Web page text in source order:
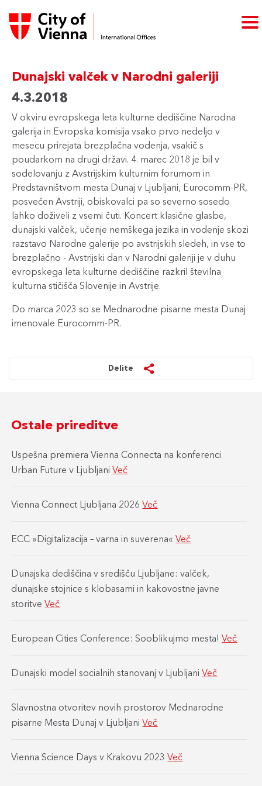
Dunajski valček v Narodni galeriji
4.3.2018
V okviru evropskega leta kulturne dediščine Narodna
galerija in Evropska komisija vsako prvo nedeljo v
mesecu prirejata brezplačna vodenja, vsakič s
poudarkom na drugi državi. 4. marec 2018 je bil v
sodelovanju z Avstrijskim kulturnim forumom in
Predstavništvom mesta Dunaj v Ljubljani, Eurocomm-PR,
posvečen Avstriji, obiskovalci pa so severno sosedo
lahko doživeli z vsemi čuti. Koncert klasične glasbe,
dunajski valček, učenje nemškega jezika in vodenje skozi
razstavo Narodne galerije po avstrijskih sledeh, in vse to
brezplačno - Avstrijski dan v Narodni galeriji je v duhu
evropskega leta kulturne dediščine razkril številna
kulturna stičišča Slovenije in Avstrije.
Do marca 2023 so se Mednarodne pisarne mesta Dunaj
imenovale Eurocomm-PR.
Delite
Ostale prireditve
Uspešna premiera Vienna Connecta na konferenci
Urban Future v LjubljaniVeč
Vienna Connect Ljubljana 2026Več
ECC »Digitalizacija – varna in suverena«Več
Dunajska dediščina v središču Ljubljane: valček,
dunajske stojnice s klobasami in kakovostne javne
storitveVeč
European Cities Conference: Sooblikujmo mesta!Več
Dunajski model socialnih stanovanj v LjubljaniVeč
Slavnostna otvoritev novih prostorov Mednarodne
pisarne Mesta Dunaj v LjubljaniVeč
Vienna Science Days v Krakovu 2023Več